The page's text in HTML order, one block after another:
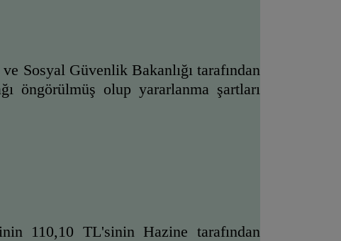
Sosyal Güvenlik Bakanlığı tarafından
öngörülmüş olup yararlanma şartları
110,10 TL'sinin Hazine tarafından